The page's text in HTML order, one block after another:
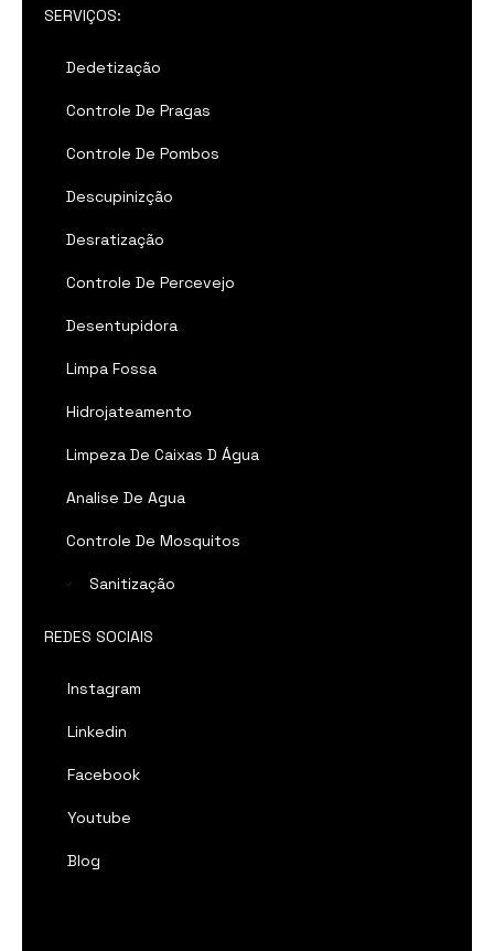
SERVIÇOS:
Dedetização
Controle De Pragas
Controle De Pombos
Descupinizção
Desratização
Controle De Percevejo
Desentupidora
Limpa Fossa
Hidrojateamento
Limpeza De Caixas D Água
Analise De Agua
Controle De Mosquitos
Sanitização
REDES SOCIAIS
Instagram
Linkedin
Facebook
Youtube
Blog